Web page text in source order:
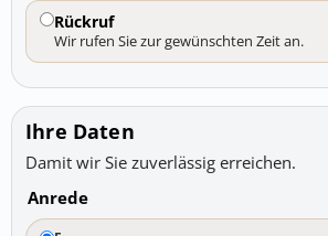
Rückruf
Wir rufen Sie zur gewünschten Zeit an.
Ihre Daten
Damit wir Sie zuverlässig erreichen.
Anrede